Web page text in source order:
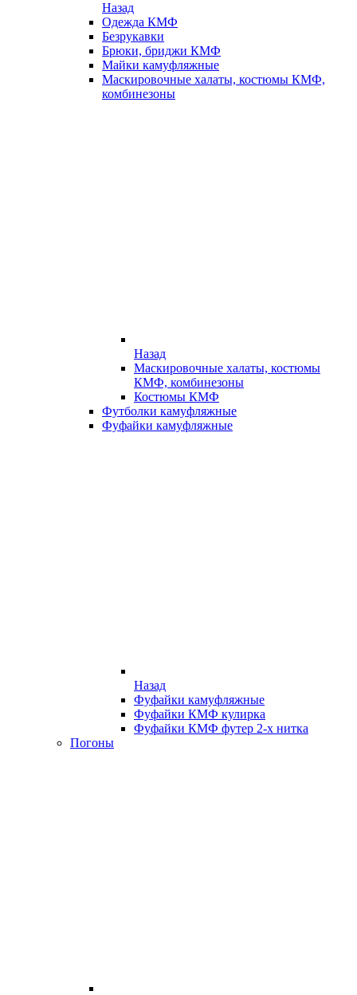
Назад
Одежда КМФ
Безрукавки
Брюки, бриджи КМФ
Майки камуфляжные
Маскировочные халаты, костюмы КМФ,
комбинезоны
Назад
Маскировочные халаты, костюмы
КМФ, комбинезоны
Костюмы КМФ
Футболки камуфляжные
Фуфайки камуфляжные
Назад
Фуфайки камуфляжные
Фуфайки КМФ кулирка
Фуфайки КМФ футер 2-х нитка
Погоны